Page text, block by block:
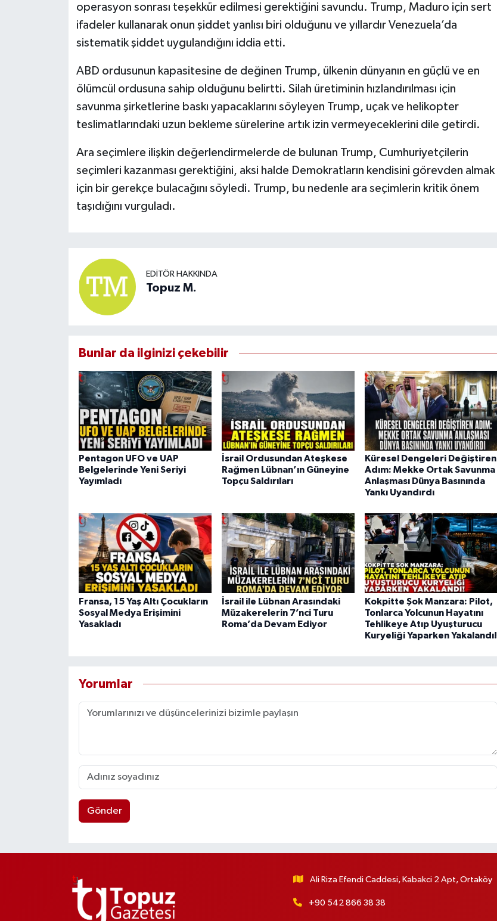
operasyon sonrası teşekkür edilmesi gerektiğini savundu. Trump, Maduro için sert
ifadeler kullanarak onun şiddet yanlısı biri olduğunu ve yıllardır Venezuela’da
sistematik şiddet uygulandığını iddia etti.
ABD ordusunun kapasitesine de değinen Trump, ülkenin dünyanın en güçlü ve en
ölümcül ordusuna sahip olduğunu belirtti. Silah üretiminin hızlandırılması için
savunma şirketlerine baskı yapacaklarını söyleyen Trump, uçak ve helikopter
teslimatlarındaki uzun bekleme sürelerine artık izin vermeyeceklerini dile getirdi.
Ara seçimlere ilişkin değerlendirmelerde de bulunan Trump, Cumhuriyetçilerin
seçimleri kazanması gerektiğini, aksi halde Demokratların kendisini görevden almak
için bir gerekçe bulacağını söyledi. Trump, bu nedenle ara seçimlerin kritik önem
taşıdığını vurguladı.
EDITÖR HAKKINDA
Topuz M.
Bunlar da ilginizi çekebilir
Pentagon UFO ve UAP
Belgelerinde Yeni Seriyi
Yayımladı
İsrail Ordusundan Ateşkese
Rağmen Lübnan’ın Güneyine
Topçu Saldırıları
Küresel Dengeleri Değiştiren
Adım: Mekke Ortak Savunma
Anlaşması Dünya Basınında
Yankı Uyandırdı
Fransa, 15 Yaş Altı Çocukların
Sosyal Medya Erişimini
Yasakladı
İsrail ile Lübnan Arasındaki
Müzakerelerin 7’nci Turu
Roma’da Devam Ediyor
Kokpitte Şok Manzara: Pilot,
Tonlarca Yolcunun Hayatını
Tehlikeye Atıp Uyuşturucu
Kuryeliği Yaparken Yakalandı!
Yorumlar
Gönder
Ali Riza Efendi Caddesi, Kabakci 2 Apt, Ortaköy
+90 542 866 38 38